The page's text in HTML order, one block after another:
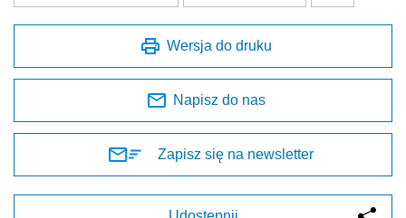
Wersja do druku
Napisz do nas
Zapisz się na newsletter